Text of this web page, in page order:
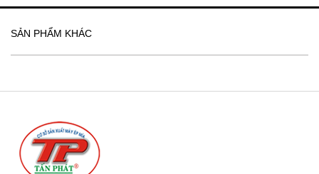
SẢN PHẨM KHÁC